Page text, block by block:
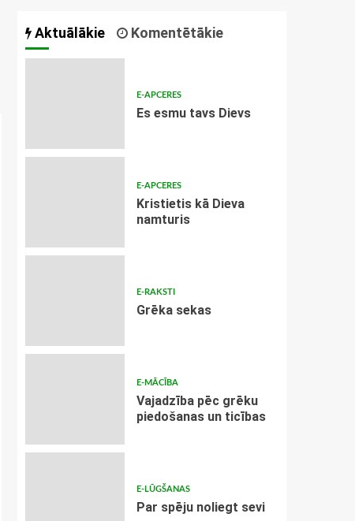
Aktuālākie Komentētākie
E-APCERES
Es esmu tavs Dievs
E-APCERES
Kristietis kā Dieva
namturis
E-RAKSTI
Grēka sekas
E-MĀCĪBA
Vajadzība pēc grēku
piedošanas un ticības
E-LŪGŠANAS
Par spēju noliegt sevi